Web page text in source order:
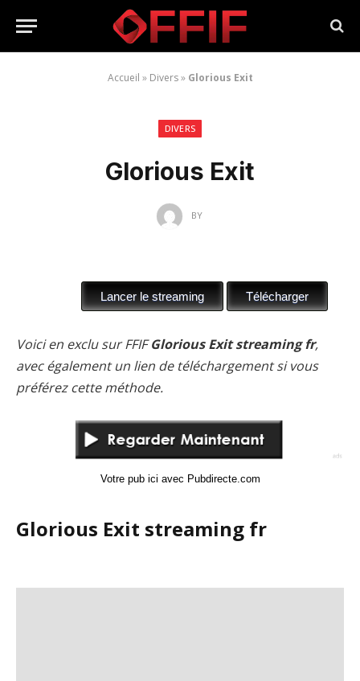
Accueil » Divers» Glorious Exit
DIVERS
Glorious Exit
BY
Voici en exclu sur FFIFGlorious Exit streaming fr,
avec également un lien de téléchargement si vous
préférez cette méthode.
Votre pub ici avec Pubdirecte.com
Glorious Exit streaming fr